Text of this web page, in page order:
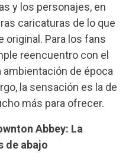
y los personajes, en
caricaturas de lo que
original. Para los fans
reencuentro con el
de época
la sensación es la de
más para ofrecer.
Abbey: La
de abajo